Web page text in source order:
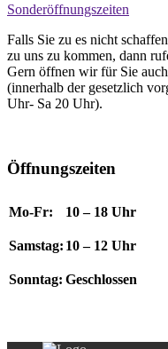
Sonderöffnungszeiten
Falls Sie zu es nicht
zu uns zu kommen, dann
Gern öffnen wir für Sie
(innerhalb der gesetzlich
Uhr- Sa 20 Uhr).
Öffnungszeiten
Mo-Fr: 10 – 18 Uhr
Samstag: 10 – 12 Uhr
Sonntag: Geschlossen